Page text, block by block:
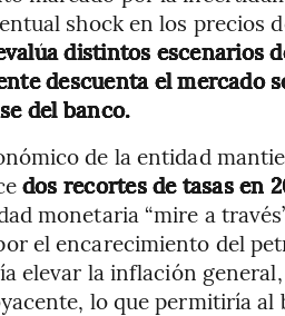
shock en los precios
distintos escenarios
descuenta el mercado
del banco.
de la entidad
dos recortes de tasas en
monetaria “mire a
el encarecimiento del
elevar la inflación
lo que permitiría